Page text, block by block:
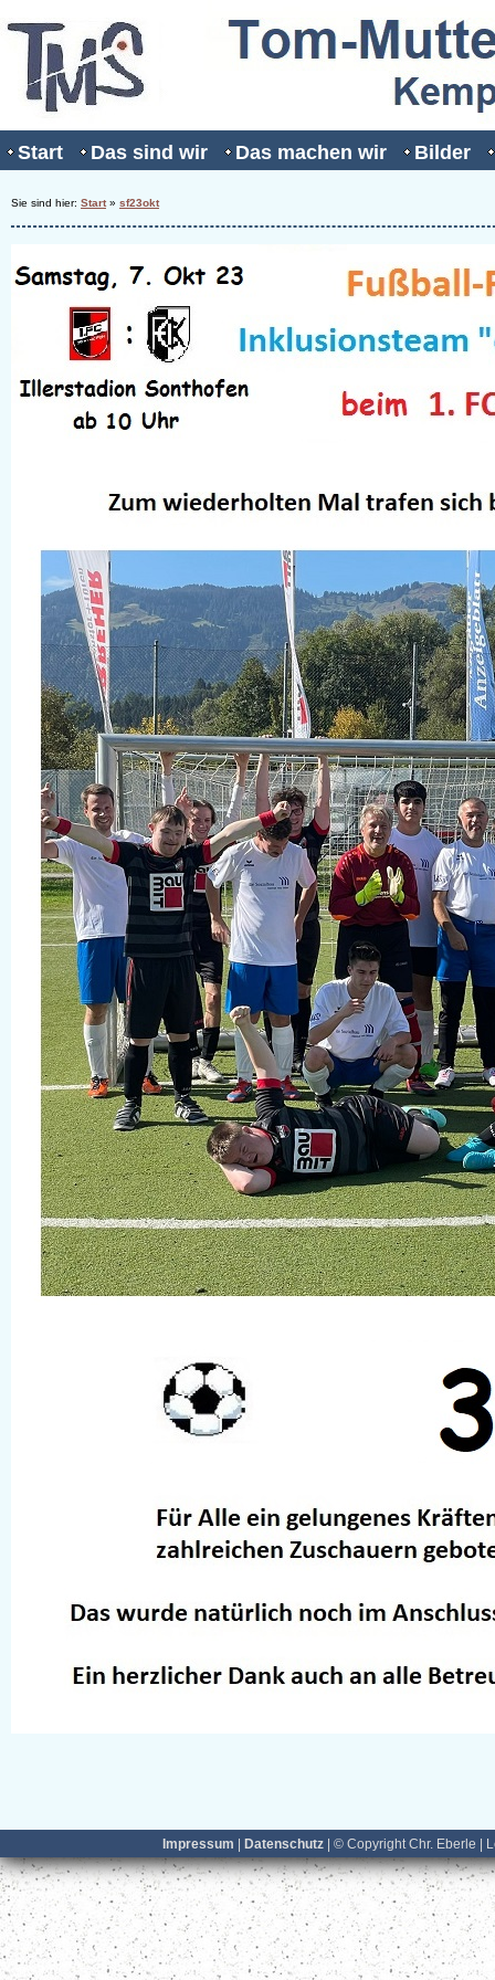
Start Das sind wir Das machen wir Bilder
Sie sind hier: Start» sf23okt
Impressum Datenschutz | © Copyright Chr. Eberle |